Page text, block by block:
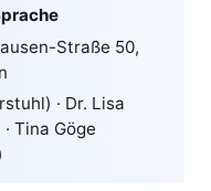
Straße 50,
· Dr. Lisa
Tina Göge